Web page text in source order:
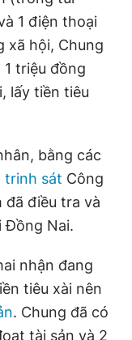
1 điện thoại
xã hội, Chung
triệu đồng
lấy tiền tiêu
bằng các
trinh sát Công
đã điều tra và
Đồng Nai.
nhận đang
tiêu xài nên
. Chung đã có
tài sản và 2